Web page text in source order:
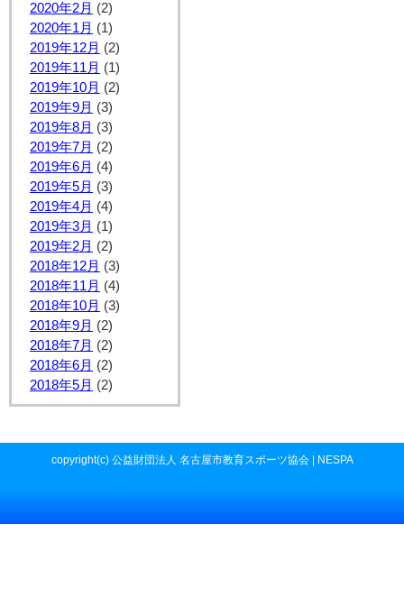
2020年2月 (2)
2020年1月 (1)
2019年12月 (2)
2019年11月 (1)
2019年10月 (2)
2019年9月 (3)
2019年8月 (3)
2019年7月 (2)
2019年6月 (4)
2019年5月 (3)
2019年4月 (4)
2019年3月 (1)
2019年2月 (2)
2018年12月 (3)
2018年11月 (4)
2018年10月 (3)
2018年9月 (2)
2018年7月 (2)
2018年6月 (2)
2018年5月 (2)
copyright(c) 公益財団法人 名古屋市教育スポーツ協会 | NESPA